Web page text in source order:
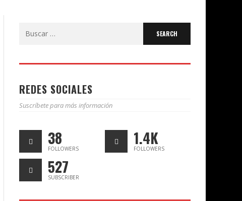
REDES SOCIALES
Suscríbete para más información
38
FOLLOWERS
1.4K
FOLLOWERS
527
SUBSCRIBER